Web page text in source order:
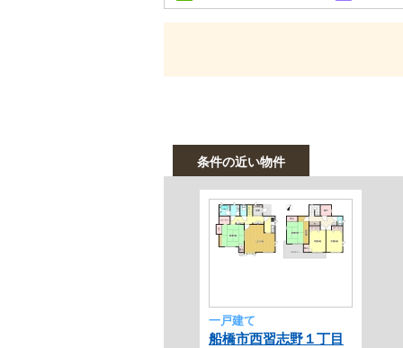
条件の近い物件
一戸建て
船橋市西習志野１丁目